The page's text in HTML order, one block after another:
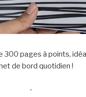
300 pages à points,
de bord quotidien !
-